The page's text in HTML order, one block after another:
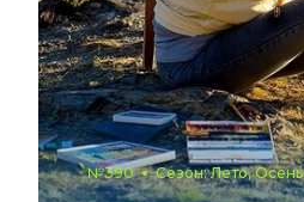
№390 Сезон: Лето, Осень